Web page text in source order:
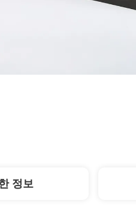
정보